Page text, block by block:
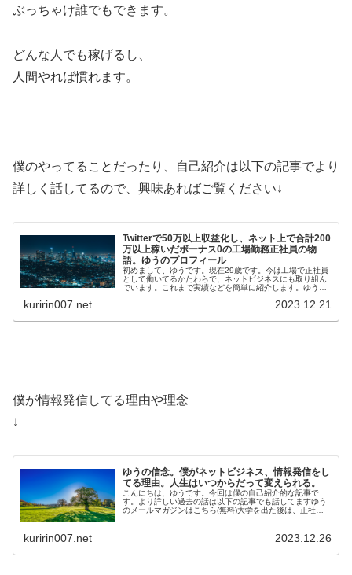
ぶっちゃけ誰でもできます。
どんな人でも稼げるし、
人間やれば慣れます。
僕のやってることだったり、自己紹介は以下の記事でより
詳しく話してるので、興味あればご覧ください↓
Twitterで50万以上収益化し、ネット上で合計200
万以上稼いだボーナス0の工場勤務正社員の物
語。ゆうのプロフィール
初めまして、ゆうです。現在29歳です。今は工場で正社員
として働いてるかたわらで、ネットビジネスにも取り組ん
でいます。これまで実績などを簡単に紹介します。ゆうの
kuririn007.net 2023.12.21
僕が情報発信してる理由や理念
↓
ゆうの信念。僕がネットビジネス、情報発信をし
てる理由。人生はいつからだって変えられる。
こんにちは、ゆうです。今回は僕の自己紹介的な記事で
す。より詳しい過去の話は以下の記事でも話してますゆう
のメールマガジンはこちら(無料)大学を出た後は、正社員
kuririn007.net 2023.12.26